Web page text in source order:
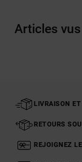
Articles
LIVRAISON
RETOURS
REJOIGNEZ